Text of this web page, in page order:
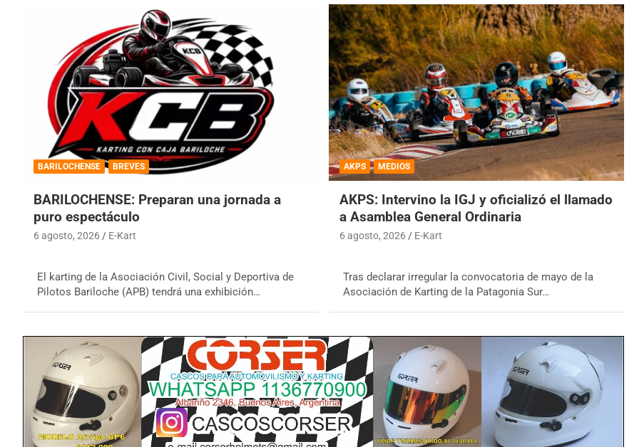
BARILOCHENSE BREVES
BARILOCHENSE: Preparan una jornada a
puro espectáculo
6 agosto, 2026 E-Kart
El karting de la Asociación Civil, Social y Deportiva de
Pilotos Bariloche (APB) tendrá una exhibición…
AKPS MEDIOS
AKPS: Intervino la IGJ y oficializó el llamado
a Asamblea General Ordinaria
6 agosto, 2026 E-Kart
Tras declarar irregular la convocatoria de mayo de la
Asociación de Karting de la Patagonia Sur…